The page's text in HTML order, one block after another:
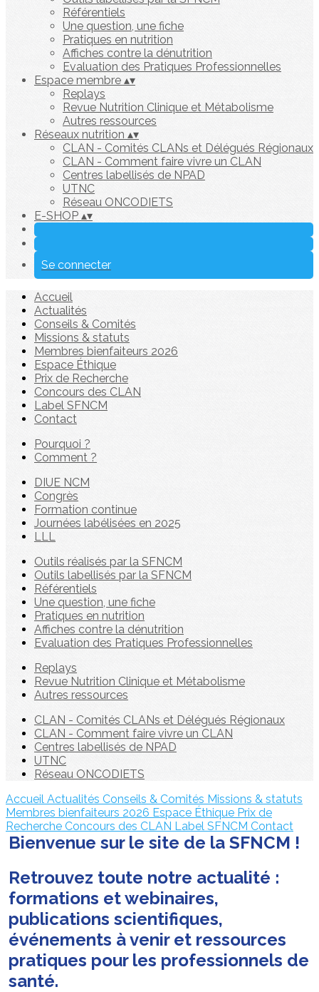
Référentiels
Une question, une fiche
Pratiques en nutrition
Affiches contre la dénutrition
Evaluation des Pratiques Professionnelles
Espace membre ▴▾
Replays
Revue Nutrition Clinique et Métabolisme
Autres ressources
Réseaux nutrition ▴▾
CLAN - Comités CLANs et Délégués Régionaux
CLAN - Comment faire vivre un CLAN
Centres labellisés de NPAD
UTNC
Réseau ONCODIETS
E-SHOP ▴▾
Se connecter
Accueil
Actualités
Conseils & Comités
Missions & statuts
Membres bienfaiteurs 2026
Espace Éthique
Prix de Recherche
Concours des CLAN
Label SFNCM
Contact
Pourquoi ?
Comment ?
DIUE NCM
Congrès
Formation continue
Journées labélisées en 2025
LLL
Outils réalisés par la SFNCM
Outils labellisés par la SFNCM
Référentiels
Une question, une fiche
Pratiques en nutrition
Affiches contre la dénutrition
Evaluation des Pratiques Professionnelles
Replays
Revue Nutrition Clinique et Métabolisme
Autres ressources
CLAN - Comités CLANs et Délégués Régionaux
CLAN - Comment faire vivre un CLAN
Centres labellisés de NPAD
UTNC
Réseau ONCODIETS
Accueil Actualités Conseils & Comités Missions & statuts
Membres bienfaiteurs 2026 Espace Éthique Prix de
Recherche Concours des CLAN Label SFNCM Contact
Bienvenue sur le site de la SFNCM !
Retrouvez toute notre actualité :
formations et webinaires,
publications scientifiques,
événements à venir et ressources
pratiques pour les professionnels de
santé.